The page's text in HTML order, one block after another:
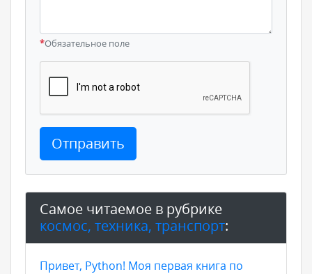
*Обязательное поле
Отправить
Самое читаемое в рубрике
космос, техника, транспорт:
Привет, Python! Моя первая книга по